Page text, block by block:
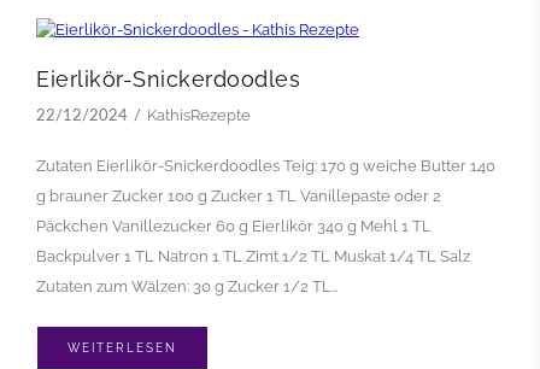
Eierlikör-Snickerdoodles
22/12/2024 KathisRezepte
Zutaten Eierlikör-Snickerdoodles Teig: 170 g weiche Butter 140
g brauner Zucker 100 g Zucker 1 TL Vanillepaste oder 2
Päckchen Vanillezucker 60 g Eierlikör 340 g Mehl 1 TL
Backpulver 1 TL Natron 1 TL Zimt 1/2 TL Muskat 1/4 TL Salz
Zutaten zum Wälzen: 30 g Zucker 1/2 TL…
WEITERLESEN